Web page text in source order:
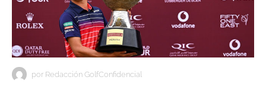
por Redacción GolfConfidencial